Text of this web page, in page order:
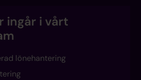
ingår i vårt
lönehantering